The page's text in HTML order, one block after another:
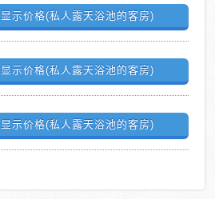
显示价格(私人露天浴池的客房)
显示价格(私人露天浴池的客房)
显示价格(私人露天浴池的客房)